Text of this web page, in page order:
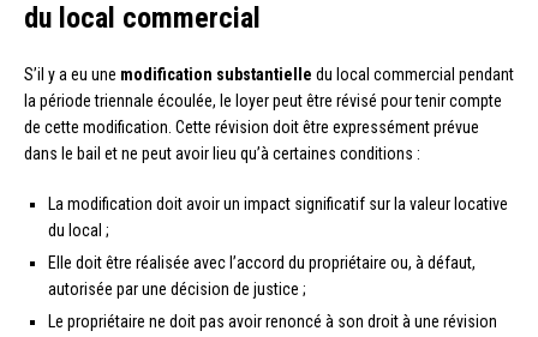
du local commercial
S’il y a eu une modification substantielle du local commercial pendant
la période triennale écoulée, le loyer peut être révisé pour tenir compte
de cette modification. Cette révision doit être expressément prévue
dans le bail et ne peut avoir lieu qu’à certaines conditions :
La modification doit avoir un impact significatif sur la valeur locative
du local ;
Elle doit être réalisée avec l’accord du propriétaire ou, à défaut,
autorisée par une décision de justice ;
Le propriétaire ne doit pas avoir renoncé à son droit à une révision